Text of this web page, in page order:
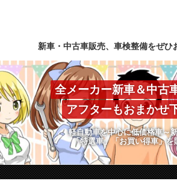
新車・中古車販売、車検整備をぜひ
全メーカー新車＆中古
アフターもおまかせ
軽自動車を中心に低価格車～
「特選車」「お買い得車」を